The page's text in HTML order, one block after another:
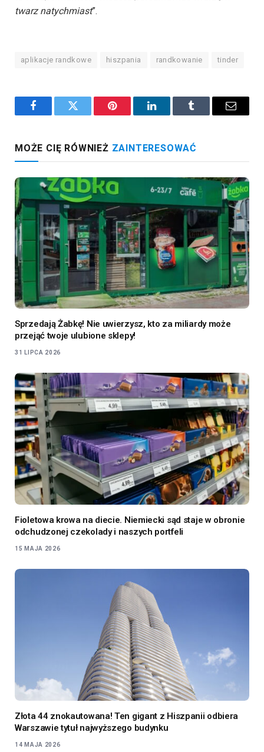
twarz natychmiast”.
aplikacje randkowe hiszpania randkowanie tinder
FacebookTwitter Pinterest LinkedInTumblr Email
MOŻE CIĘ RÓWNIEŻ ZAINTERESOWAĆ
Sprzedają Żabkę! Nie uwierzysz, kto za miliardy może
przejąć twoje ulubione sklepy!
31 LIPCA 2026
Fioletowa krowa na diecie. Niemiecki sąd staje w obronie
odchudzonej czekolady i naszych portfeli
15 MAJA 2026
Złota 44 znokautowana! Ten gigant z Hiszpanii odbiera
Warszawie tytuł najwyższego budynku
14 MAJA 2026